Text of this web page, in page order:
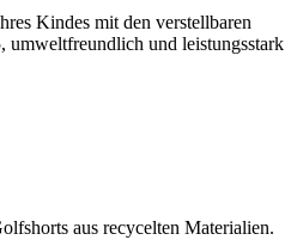
Kindes mit den verstellbaren
umweltfreundlich und leistungsstark
aus recycelten Materialien.